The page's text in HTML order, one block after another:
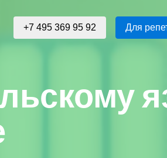
+7 495 369 95 92 Для